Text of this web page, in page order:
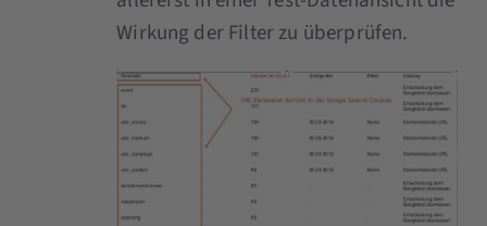
Wirkung der Filter zu überprüfen.